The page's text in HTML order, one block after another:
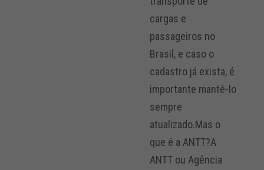
cargas e
passageiros no
Brasil, e caso o
cadastro já exista, é
importante mantê-lo
sempre
atualizado.Mas o
que é a ANTT?A
ANTT ou Agência